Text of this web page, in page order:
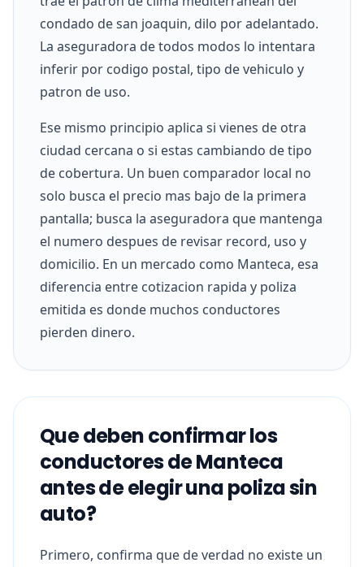
condado de san joaquin, dilo por adelantado.
La aseguradora de todos modos lo intentara
inferir por codigo postal, tipo de vehiculo y
patron de uso.
Ese mismo principio aplica si vienes de otra
ciudad cercana o si estas cambiando de tipo
de cobertura. Un buen comparador local no
solo busca el precio mas bajo de la primera
pantalla; busca la aseguradora que mantenga
el numero despues de revisar record, uso y
domicilio. En un mercado como Manteca, esa
diferencia entre cotizacion rapida y poliza
emitida es donde muchos conductores
pierden dinero.
Que deben confirmar los
conductores de Manteca
antes de elegir una poliza sin
auto?
Primero, confirma que de verdad no existe un